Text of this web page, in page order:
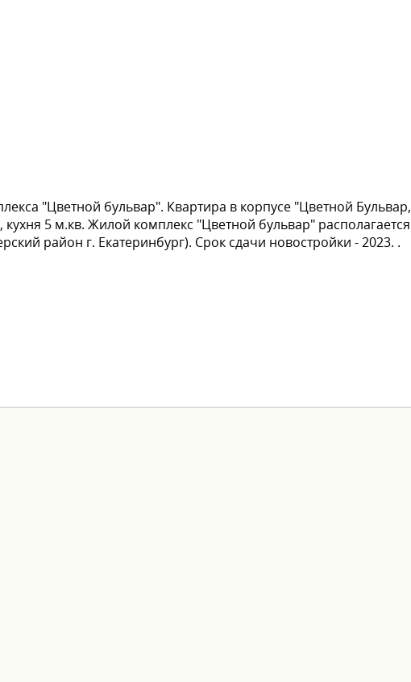
"Цветной бульвар". Квартира в корпусе "Цветной Бульвар,
5 м.кв. Жилой комплекс "Цветной бульвар" располагается
район г. Екатеринбург). Срок сдачи новостройки - 2023. .